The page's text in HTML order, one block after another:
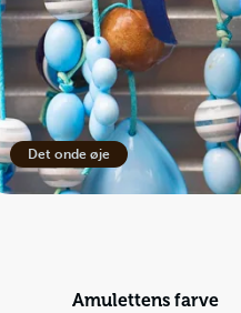
Det onde øje
Amulettens farve